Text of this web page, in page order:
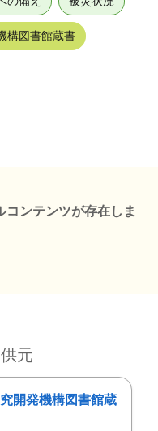
構図書館蔵書
コンテンツが存在しま
元
開発機構図書館蔵